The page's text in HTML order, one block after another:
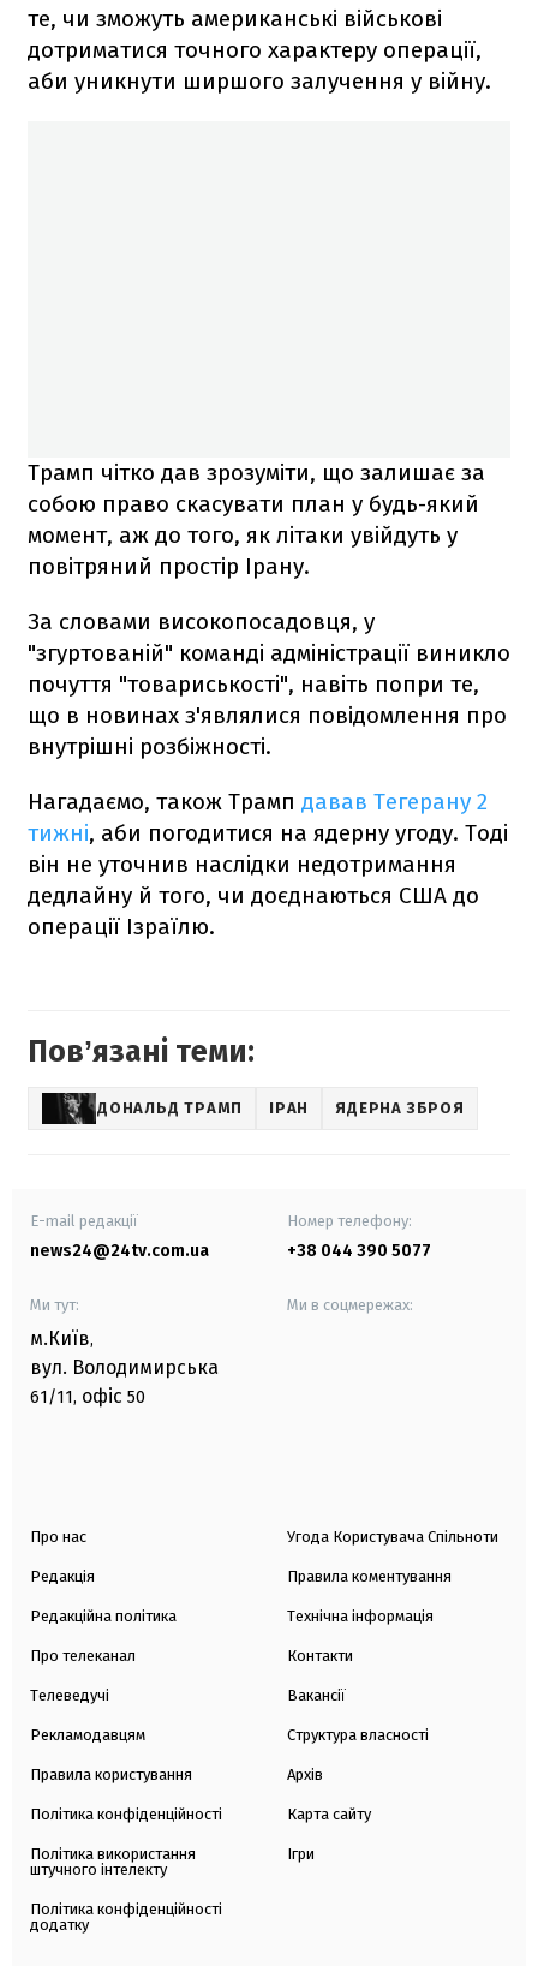
те, чи зможуть американські військові
дотриматися точного характеру операції,
аби уникнути ширшого залучення у війну.
Трамп чітко дав зрозуміти, що залишає за
собою право скасувати план у будь-який
момент, аж до того, як літаки увійдуть у
повітряний простір Ірану.
За словами високопосадовця, у
"згуртованій" команді адміністрації виникло
почуття "товариськості", навіть попри те,
що в новинах з'являлися повідомлення про
внутрішні розбіжності.
Нагадаємо, також Трамп давав Тегерану 2
тижні, аби погодитися на ядерну угоду. Тоді
він не уточнив наслідки недотримання
дедлайну й того, чи доєднаються США до
операції Ізраїлю.
Повʼязані теми:
ДОНАЛЬД ТРАМП ІРАН ЯДЕРНА ЗБРОЯ
E-mail редакції
news24@24tv.com.ua
Номер телефону:
+38 044 390 5077
Ми тут:
м.Київ,
вул. Володимирська
61/11, офіс 50
Ми в соцмережах:
Про нас
Редакція
Редакційна політика
Про телеканал
Телеведучі
Рекламодавцям
Правила користування
Політика конфіденційності
Політика використання
штучного інтелекту
Політика конфіденційності
додатку
Угода Користувача Спільноти
Правила коментування
Технічна інформація
Контакти
Вакансії
Структура власності
Архів
Карта сайту
Ігри